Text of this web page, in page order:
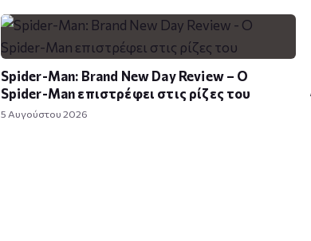
Spider-Man: Brand New Day Review – Ο
Spider-Man επιστρέφει στις ρίζες του
5 Αυγούστου 2026